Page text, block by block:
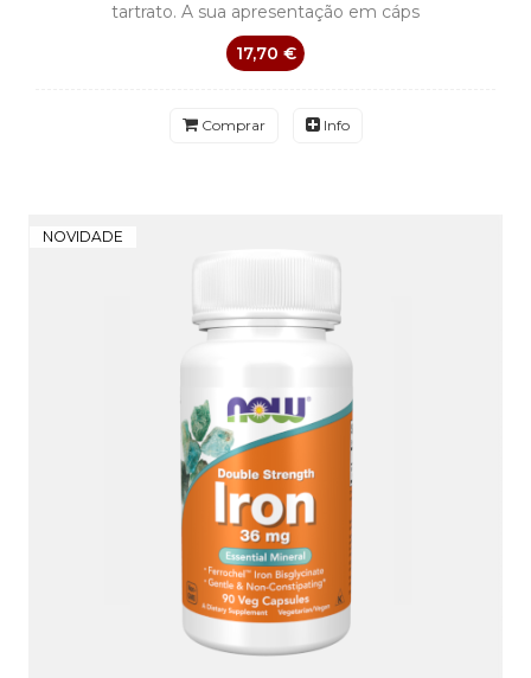
tartrato. A sua apresentação em cáps
17,70 €
Comprar Info
NOVIDADE